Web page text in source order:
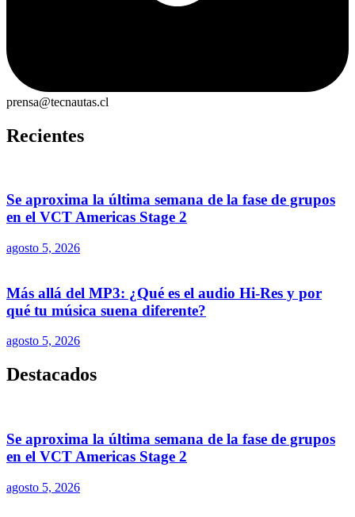
prensa@tecnautas.cl
Recientes
Se aproxima la última semana de la fase de grupos
en el VCT Americas Stage 2
agosto 5, 2026
Más allá del MP3: ¿Qué es el audio Hi-Res y por
qué tu música suena diferente?
agosto 5, 2026
Destacados
Se aproxima la última semana de la fase de grupos
en el VCT Americas Stage 2
agosto 5, 2026